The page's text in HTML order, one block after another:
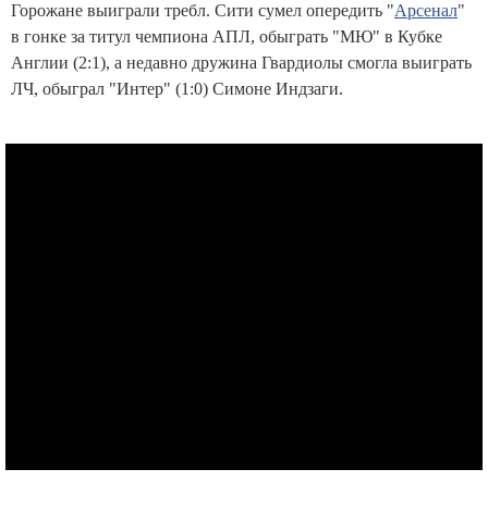
Горожане выиграли требл. Сити сумел опередить "Арсенал"
в гонке за титул чемпиона АПЛ, обыграть "МЮ" в Кубке
Англии (2:1), а недавно дружина Гвардиолы смогла выиграть
ЛЧ, обыграл "Интер" (1:0) Симоне Индзаги.